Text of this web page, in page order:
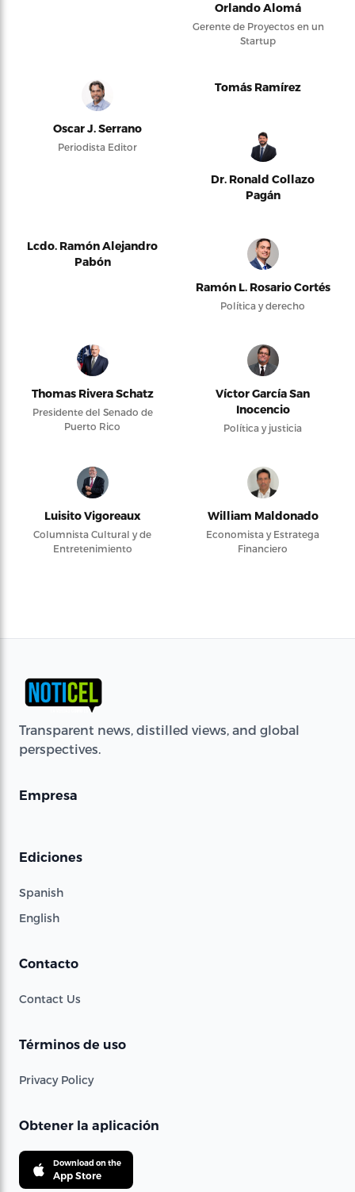
Orlando Alomá
Gerente de Proyectos en un
Startup
Oscar J. Serrano
Periodista Editor
Tomás Ramírez
Dr. Ronald Collazo
Pagán
Lcdo. Ramón Alejandro
Pabón
Ramón L. Rosario Cortés
Política y derecho
Thomas Rivera Schatz
Presidente del Senado de
Puerto Rico
Víctor García San
Inocencio
Política y justicia
Luisito Vigoreaux
Columnista Cultural y de
Entretenimiento
William Maldonado
Economista y Estratega
Financiero
Transparent news, distilled views, and global
perspectives.
Empresa
Ediciones
Spanish
English
Contacto
Contact Us
Términos de uso
Privacy Policy
Obtener la aplicación
Download on the
App Store